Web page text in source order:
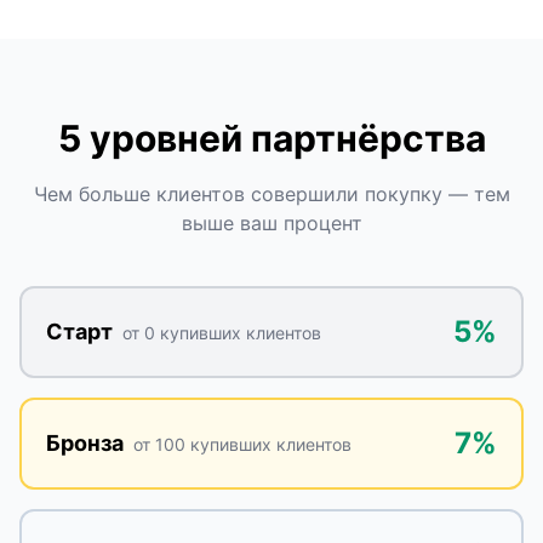
5 уровней партнёрства
Чем больше клиентов совершили покупку — тем
выше ваш процент
Старт от 0 купивших клиентов 5%
Бронза от 100 купивших клиентов 7%